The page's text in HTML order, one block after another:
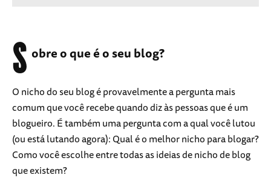
S obre o que é o seu blog?
O nicho do seu blog é provavelmente a pergunta mais
comum que você recebe quando diz às pessoas que é um
blogueiro. É também uma pergunta com a qual você lutou
(ou está lutando agora): Qual é o melhor nicho para blogar?
Como você escolhe entre todas as ideias de nicho de blog
que existem?